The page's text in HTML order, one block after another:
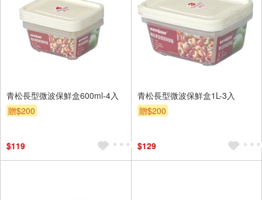
青松長型微波保鮮盒600ml-4入
贈$200
$119
青松長型微波保鮮盒1L-3入
贈$200
$129